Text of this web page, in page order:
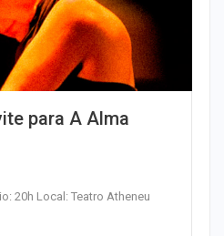
para A Alma
20h Local: Teatro Atheneu